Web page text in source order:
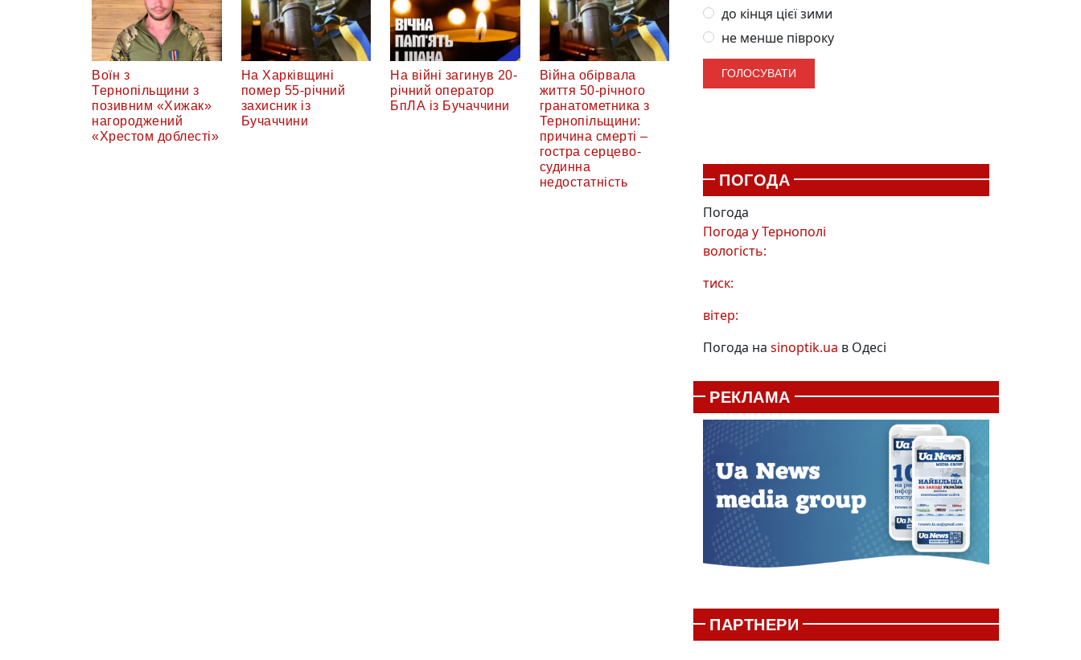
Воїн з
Тернопільщини з
позивним «Хижак»
нагороджений
«Хрестом доблесті»
На Харківщині
помер 55-річний
захисник із
Бучаччини
На війні загинув 20-
річний оператор
БпЛА із Бучаччини
Війна обірвала
життя 50-річного
гранатометника з
Тернопільщини:
причина смерті –
гостра серцево-
судинна
недостатність
до кінця цієї зими
не менше півроку
ПОГОДА
Погода
Погода уТернополі
вологість:
тиск:
вітер:
Погода на sinoptik.ua в Одесі
РЕКЛАМА
ПАРТНЕРИ